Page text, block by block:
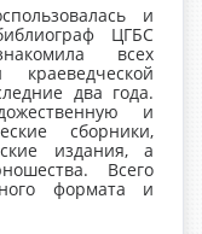
и
ЦГБС
всех
два года.
и
сборники,
издания, а
Всего
формата и